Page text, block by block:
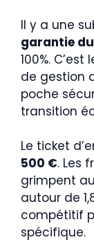
Il y a une
garantie
100%.
de gestion
poche
transition
Le ticket
500 €. Les
grimpent
autour de
compétitif
spécifique.